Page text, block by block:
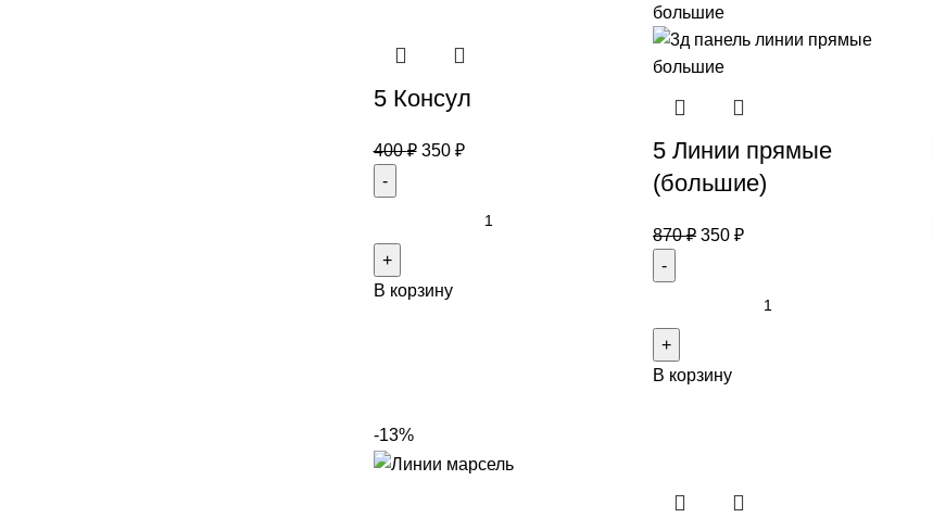
5 Консул
400₽ 350 ₽
В корзину
5 Линии прямые
(большие)
870₽ 350₽
В корзину
-13%